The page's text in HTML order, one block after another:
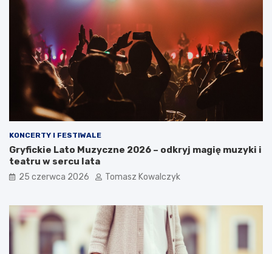
KONCERTY I FESTIWALE
Gryfickie Lato Muzyczne 2026 – odkryj magię muzyki i
teatru w sercu lata
25 czerwca 2026 Tomasz Kowalczyk